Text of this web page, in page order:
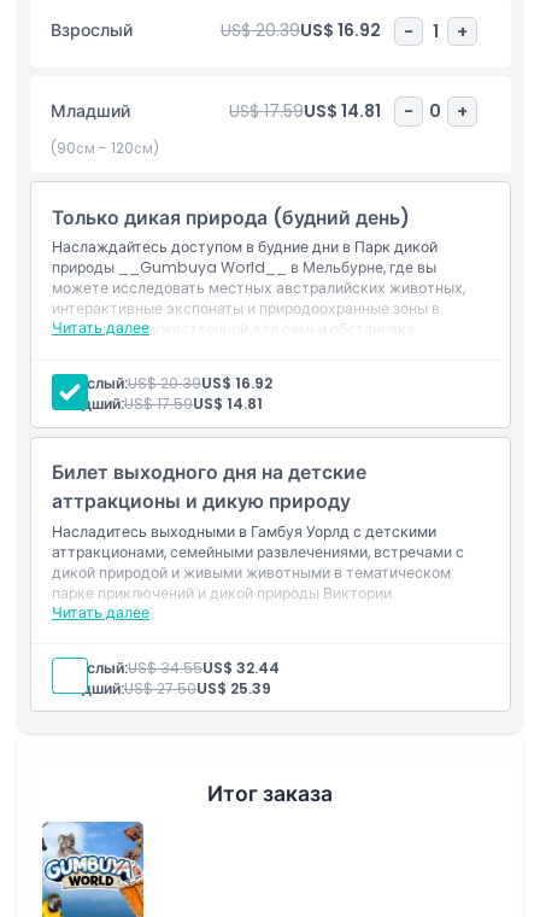
Уорлд наполнен уникальными аттракционами. Летом можно
спрятаться от жары в Оазис Спрингс на Бумеранго, ленивой
природную игровую площадку с близкими встречами с
животными и захватывающими аттракционами, такими как
Rebel и Dodgem Cars. Для перерыва можно поесть в
Основные моменты
Включено
Политика в отношении детей и взрослых
Не подходит для
Часы работы
Вещи, которые нужно знать
Как воспользоваться
Взрослый US$ 20.39US$ 16.92 - 1 +
Младший US$ 17.59US$ 14.81 - 0 +
(90см - 120см)
Только дикая природа (будний день)
Наслаждайтесь доступом в будние дни в Парк дикой
природы __Gumbuya World__ в Мельбурне, где вы
можете исследовать местных австралийских животных,
интерактивные экспонаты и природоохранные зоны в
спокойной, дружественной для семьи обстановке.
Читать далее
Вход на аттракционы и водные развлечения
Транспорт
Питание и напитки
Другие личные расходы
Включено
Вход в: Путь дикой природы Гумбуя Ворлд
Взрослый:US$ 20.39US$ 16.92
Младший:US$ 17.59US$ 14.81
Билет выходного дня на детские
аттракционы и дикую природу
Насладитесь выходными в Гамбуя Уорлд с детскими
аттракционами, семейными развлечениями, встречами с
дикой природой и живыми животными в тематическом
парке приключений и дикой природы Виктории.
Читать далее
Включено
Взрослый:US$ 34.55US$ 32.44
Младший:US$ 27.50US$ 25.39
Итог заказа